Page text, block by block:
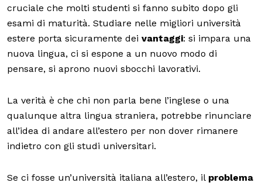
cruciale che molti studenti si fanno subito dopo gli
esami di maturità. Studiare nelle migliori università
estere porta sicuramente dei vantaggi: si impara una
nuova lingua, ci si espone a un nuovo modo di
pensare, si aprono nuovi sbocchi lavorativi.
La verità è che chi non parla bene l’inglese o una
qualunque altra lingua straniera, potrebbe rinunciare
all’idea di andare all’estero per non dover rimanere
indietro con gli studi universitari.
Se ci fosse un’università italiana all’estero, il problema